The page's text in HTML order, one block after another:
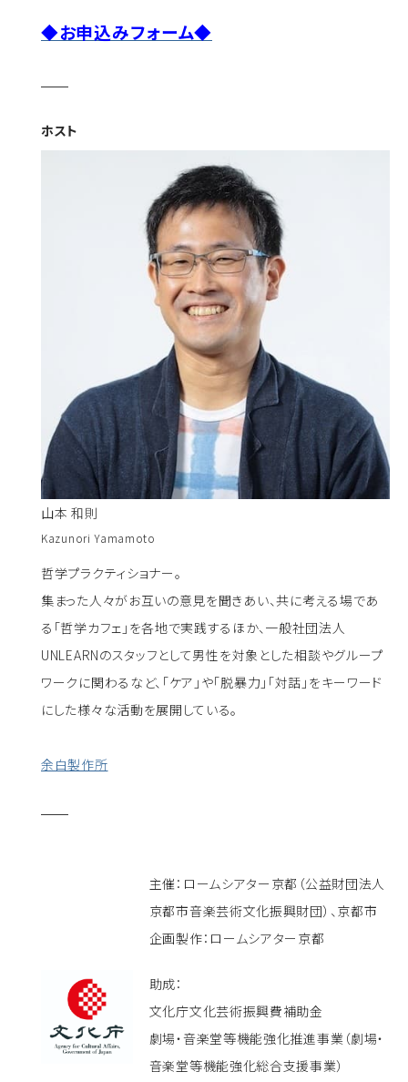
◆お申込みフォーム◆
ホスト
山本 和則
Kazunori Yamamoto
哲学プラクティショナー。
集まった人々がお互いの意見を聞きあい、共に考える場であ
る「哲学カフェ」を各地で実践するほか、一般社団法人
UNLEARNのスタッフとして男性を対象とした相談やグループ
ワークに関わるなど、「ケア」や「脱暴力」「対話」をキーワード
にした様々な活動を展開している。
余白製作所
主催：ロームシアター京都（公益財団法人
京都市音楽芸術文化振興財団）、京都市
企画製作：ロームシアター京都
助成：
文化庁文化芸術振興費補助金
劇場・音楽堂等機能強化推進事業（劇場・
音楽堂等機能強化総合支援事業）